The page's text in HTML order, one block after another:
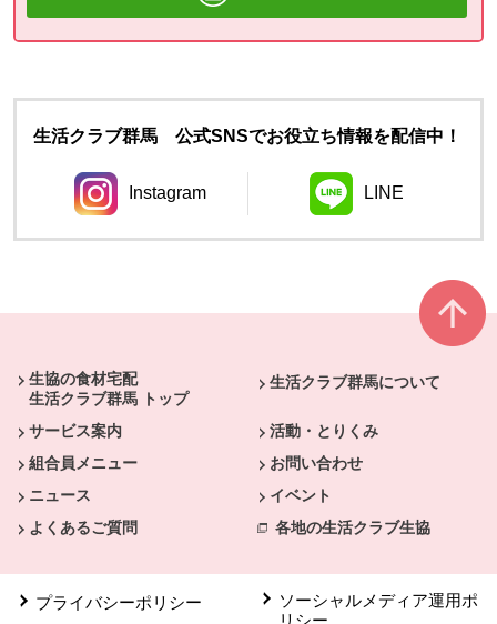
生活クラブ群馬 公式SNSでお役立ち情報を配信中！
Instagram
別のウィンドウで開きます。
LINE
生協の食材宅配
生活クラブ群馬 トップ
生活クラブ群馬について
サービス案内
活動・とりくみ
組合員メニュー
お問い合わせ
ニュース
イベント
よくあるご質問
各地の生活クラブ生協
プライバシーポリシー
ソーシャルメディア運用ポ
リシー